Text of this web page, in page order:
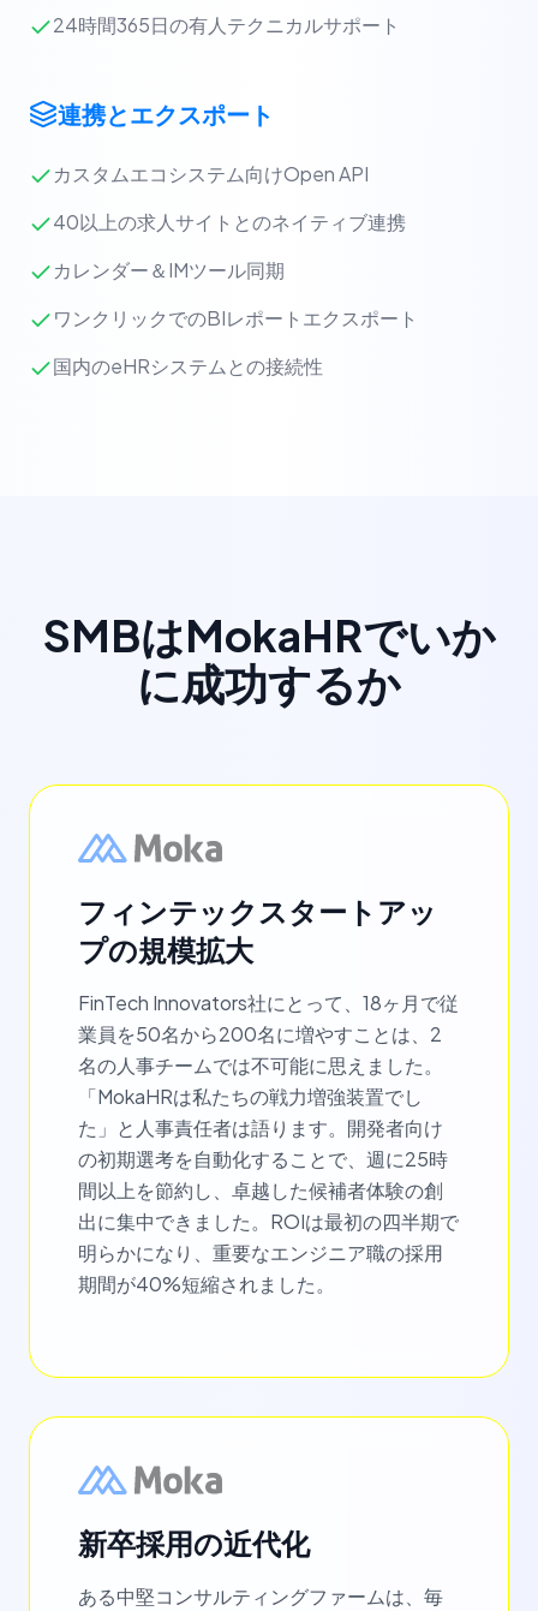
24時間365日の有人テクニカルサポート
連携とエクスポート
カスタムエコシステム向けOpen API
40以上の求人サイトとのネイティブ連携
カレンダー＆IMツール同期
ワンクリックでのBIレポートエクスポート
国内のeHRシステムとの接続性
SMBはMokaHRでいか
に成功するか
フィンテックスタートアッ
プの規模拡大
FinTech Innovators社にとって、18ヶ月で従
業員を50名から200名に増やすことは、2
名の人事チームでは不可能に思えました。
「MokaHRは私たちの戦力増強装置でし
た」と人事責任者は語ります。開発者向け
の初期選考を自動化することで、週に25時
間以上を節約し、卓越した候補者体験の創
出に集中できました。ROIは最初の四半期で
明らかになり、重要なエンジニア職の採用
期間が40%短縮されました。
新卒採用の近代化
ある中堅コンサルティングファームは、毎